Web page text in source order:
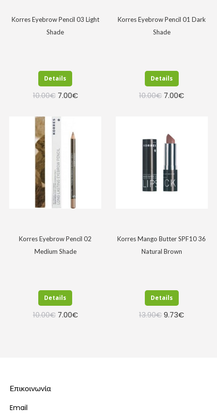
Korres Eyebrow Pencil 03 Light
Shade
10.00€ Original
was:
10.00€.
7.00€Η
Details
Korres Eyebrow Pencil 01 Dark
Shade
10.00€ Original
10.00€.
7.00€Η
Details
Korres Eyebrow Pencil 02
Medium Shade
10.00€ Original
7.00€Η
Details
Korres Mango Butter SPF10 36
Natural Brown
13.90€Original
9.73€Η
Details
Επικοινωνία
Email